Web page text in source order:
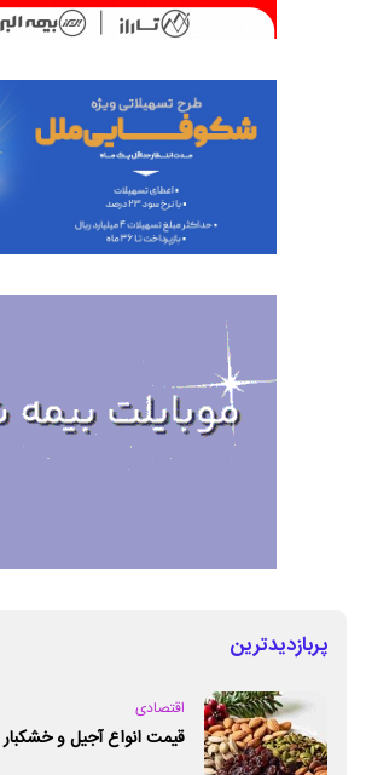
پربازدیدترین
اقتصادی
قیمت انواع آجیل و خشکبار